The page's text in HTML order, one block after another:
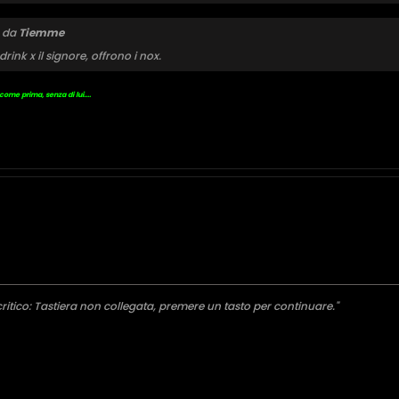
da Tiemme
x il signore, offrono i nox.
prima, senza di lui....
Tastiera non collegata, premere un tasto per continuare."